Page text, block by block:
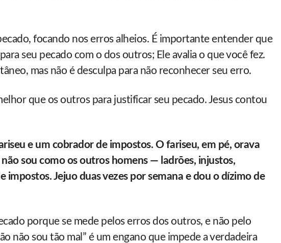
focando nos erros alheios. É importante entender que
seu pecado com o dos outros; Ele avalia o que você fez.
mas não é desculpa para não reconhecer seu erro.
que os outros para justificar seu pecado. Jesus contou
e um cobrador de impostos. O fariseu, em pé, orava
sou como os outros homens — ladrões, injustos,
Jejuo duas vezes por semana e dou o dízimo de
porque se mede pelos erros dos outros, e não pelo
não sou tão mal” é um engano que impede a verdadeira